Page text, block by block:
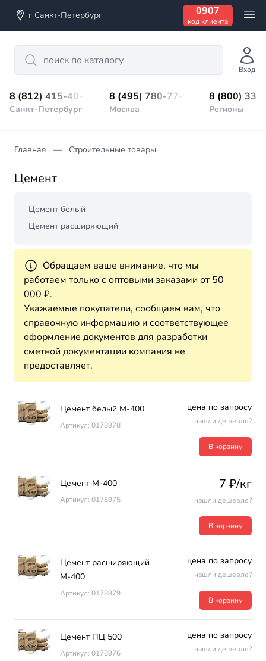
г Санкт-Петербург 0907
код клиента
Search
Вход
8 (812) 415-40-45
Санкт-Петербург
8 (495) 780-77-98
Москва
8 (800)
Регионы
Главная Строительные товары
Цемент
Цемент белый
Цемент расширяющий
Обращаем ваше внимание, что мы
работаем только с оптовыми заказами от 50
000 ₽.
Уважаемые покупатели, сообщаем вам, что
справочную информацию и соответствующее
оформление документов для разработки
сметной документации компания не
предоставляет.
Цемент белый М-400
Артикул: 0178978
цена по запросу
нашли дешевле?
В корзину
Цемент М-400
Артикул: 0178975
7 ₽/кг
нашли дешевле?
В корзину
Цемент расширяющий
М-400
Артикул: 0178979
цена по запросу
нашли дешевле?
В корзину
Цемент ПЦ 500
Артикул: 0178976
цена по запросу
нашли дешевле?